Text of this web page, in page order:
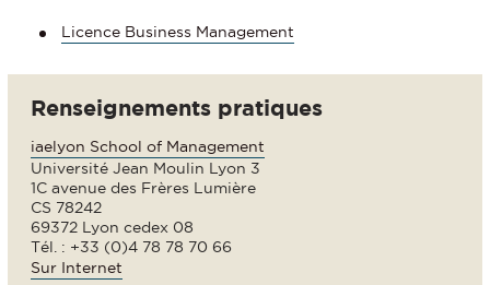
Licence Business Management
Renseignements pratiques
iaelyon School of Management
Université Jean Moulin Lyon 3
1C avenue des Frères Lumière
CS 78242
69372 Lyon cedex 08
Tél. : +33 (0)4 78 78 70 66
Sur Internet